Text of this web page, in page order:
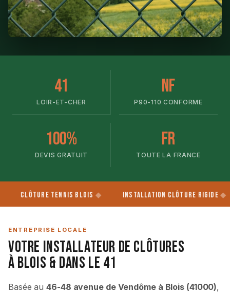
41
LOIR-ET-CHER
NF
P90-110 CONFORME
100%
DEVIS GRATUIT
FR
TOUTE LA FRANCE
Tennis Blois Installation Clôture Rigide
ENTREPRISE LOCALE
Votre Installateur de Clôtures
à Blois & dans le 41
Basée au46-48 avenue de Vendôme à Blois (41000),